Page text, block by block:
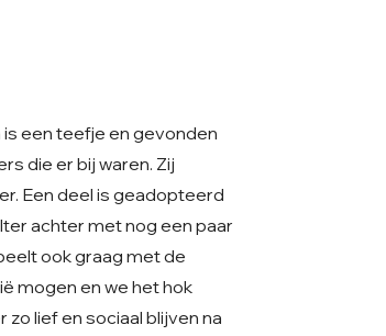
een teefje en gevonden
die er bij waren. Zij
Een deel is geadopteerd
achter met nog een paar
ook graag met de
mogen en we het hok
lief en sociaal blijven na